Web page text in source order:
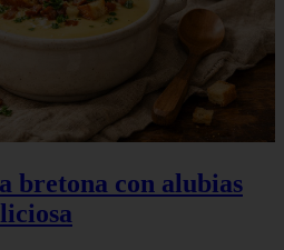
bretona con alubias